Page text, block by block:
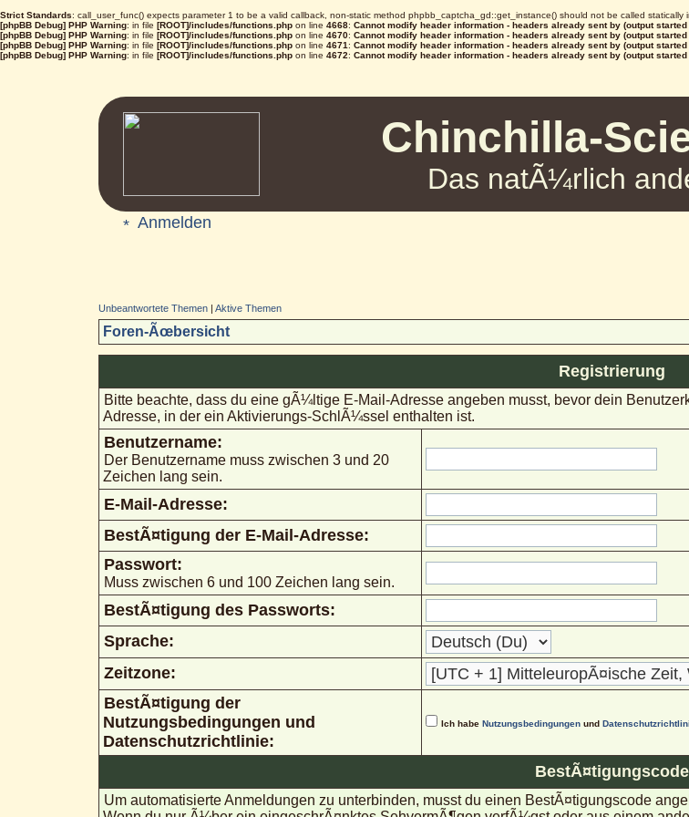
Strict Standards: call_user_func() expects parameter 1 to be a valid callback, non-static method phpbb_captcha_gd::get_instance() should not be called statically
[phpBB Debug] PHP Warning: in file [ROOT]/includes/functions.php on line 4668: Cannot modify header information - headers already sent by (output
[phpBB Debug] PHP Warning: in file [ROOT]/includes/functions.php on line 4670: Cannot modify header information - headers already sent by (output
[phpBB Debug] PHP Warning: in file [ROOT]/includes/functions.php on line 4671 : Cannot modify header information - headers already sent by (output
[phpBB Debug] PHP Warning: in file [ROOT]/includes/functions.php on line 4672: Cannot modify header information - headers already sent by (output
Chinchilla-
Das natÃ¼rlich
Anmelden
Unbeantwortete Themen| Aktive Themen
Foren-Ãœbersicht
Registrierung
Bitte beachte, dass du eine gÃ¼ltige E-Mail-Adresse angeben musst, bevor dein
Adresse, in der ein Aktivierungs-SchlÃ¼ssel enthalten ist.
Benutzername:
Der Benutzername muss zwischen 3 und 20
Zeichen lang sein.
E-Mail-Adresse:
BestÃ¤tigung der E-Mail-Adresse:
Passwort:
Muss zwischen 6 und 100 Zeichen lang sein.
BestÃ¤tigung des Passworts:
Sprache:
Zeitzone:
BestÃ¤tigung der
Nutzungsbedingungen und
Datenschutzrichtlinie:
Ich habe Nutzungsbedingungenund
BestÃ¤tigungscode
Um automatisierte Anmeldungen zu unterbinden, musst du einen BestÃ¤tigungscode